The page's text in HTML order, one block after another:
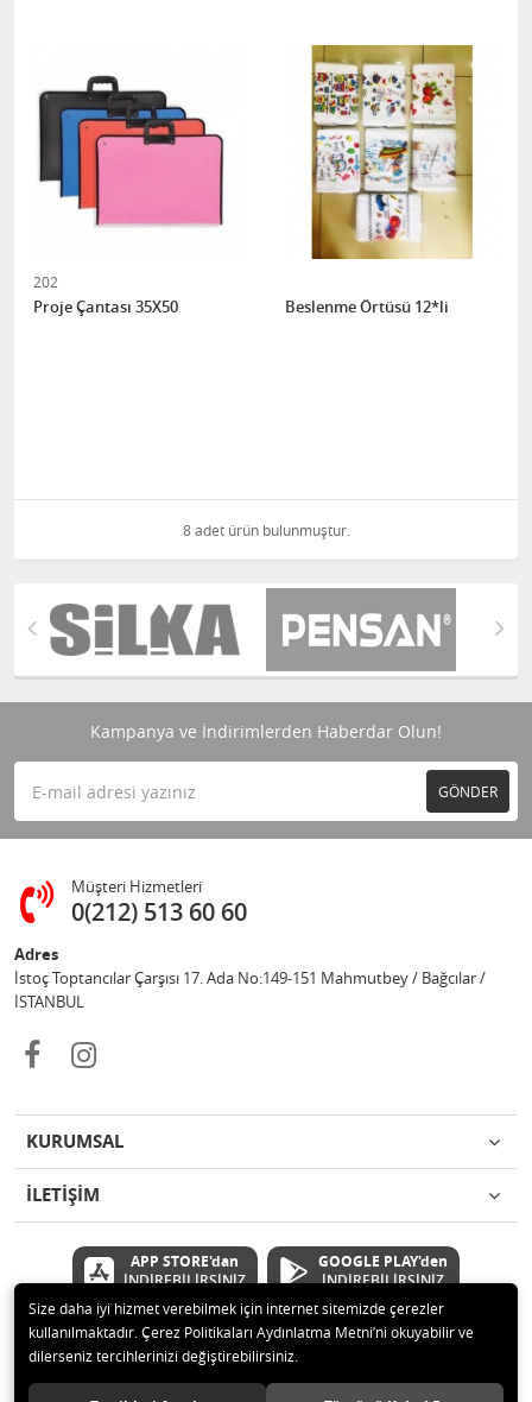
202
Proje Çantası 35X50 Beslenme Örtüsü 12*li
8 adet ürün bulunmuştur.
Kampanya ve İndirimlerden Haberdar Olun!
GÖNDER
Müşteri Hizmetleri
0(212) 513 60 60
Adres
İstoç Toptancılar Çarşısı 17. Ada No:149-151 Mahmutbey / Bağcılar /
İSTANBUL
KURUMSAL
İLETİŞİM
APP STORE'dan
İNDİREBİLİRSİNİZ
GOOGLE PLAY'den
İNDİREBİLİRSİNİZ
© 2020 Çetinkaya Elektronik Kırtasiye Oyuncak San ve Tic.Ltd.Şti Tüm
Size daha iyi hizmet verebilmek için internet sitemizde çerezler
kullanılmaktadır. Çerez Politikaları Aydınlatma Metni’ni okuyabilir ve
dilerseniz tercihlerinizi değiştirebilirsiniz.